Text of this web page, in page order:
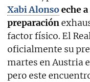
Xabi Alonsoeche
preparación
factor físico. El
oficialmente su
martes en Austria
pero este